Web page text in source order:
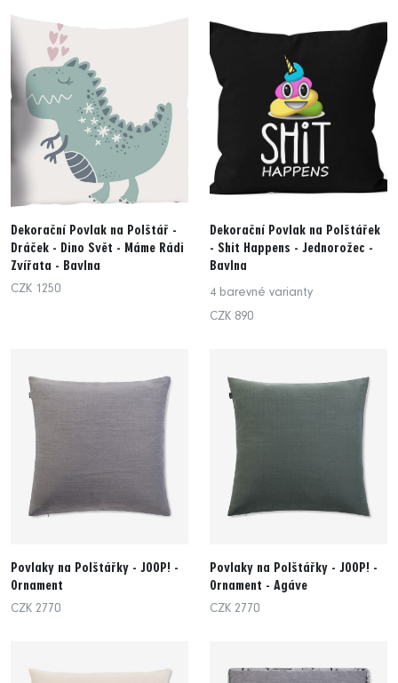
Dekorační Povlak na Polštář -
Dráček - Dino Svět - Máme Rádi
Zvířata - Bavlna
CZK 1250
Dekorační Povlak na Polštářek
- Shit Happens - Jednorožec -
Bavlna
4 barevné varianty
CZK 890
Povlaky na Polštářky - JOOP! -
Ornament
CZK 2770
Povlaky na Polštářky - JOOP! -
Ornament - Agáve
CZK 2770